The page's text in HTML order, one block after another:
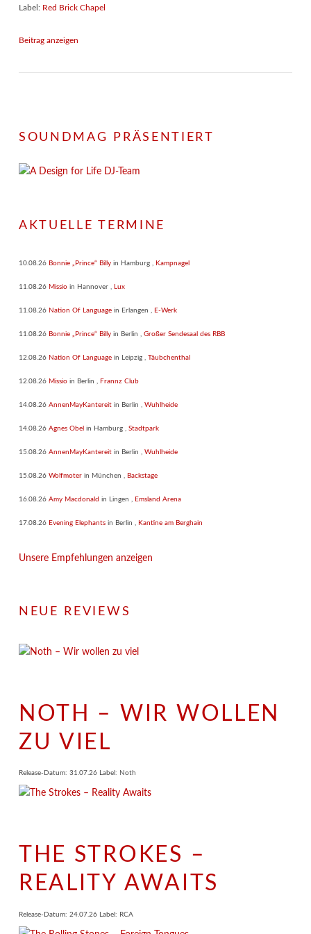
Label: Red Brick Chapel
Beitrag anzeigen
SOUNDMAG PRÄSENTIERT
AKTUELLE TERMINE
10.08.26 Bonnie „Prince“ Billy in Hamburg , Kampnagel
11.08.26 Missio in Hannover , Lux
11.08.26 Nation Of Language in Erlangen , E-Werk
11.08.26 Bonnie „Prince“ Billy in Berlin , Großer Sendesaal des RBB
12.08.26 Nation Of Language in Leipzig , Täubchenthal
12.08.26 Missio in Berlin , Frannz Club
14.08.26 AnnenMayKantereit in Berlin , Wuhlheide
14.08.26 Agnes Obel in Hamburg , Stadtpark
15.08.26 AnnenMayKantereit in Berlin , Wuhlheide
15.08.26 Wolfmoter in München , Backstage
16.08.26 Amy Macdonald in Lingen , Emsland Arena
17.08.26 Evening Elephants in Berlin , Kantine am Berghain
Unsere Empfehlungen anzeigen
NEUE REVIEWS
NOTH – WIR WOLLEN
ZU VIEL
Release-Datum: 31.07.26 Label: Noth
THE STROKES –
REALITY AWAITS
Release-Datum: 24.07.26 Label: RCA